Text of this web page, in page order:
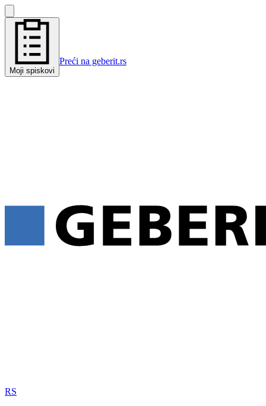
Moji spiskovi
Preći na geberit.rs
RS